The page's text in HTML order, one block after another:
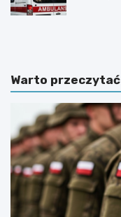
U
y
s
ś
c
i
k
u
c
z
6
d
z
ń
K
u
l
t
u
r
Warto przeczytać